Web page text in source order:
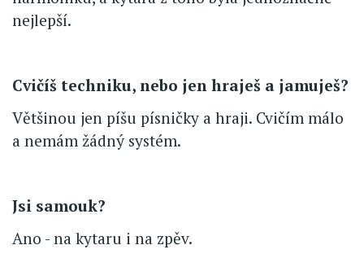
nejlepší.
Cvičíš techniku, nebo jen hraješ a jamuješ?
Většinou jen píšu písničky a hraji. Cvičím málo
a nemám žádný systém.
Jsi samouk?
Ano - na kytaru i na zpěv.